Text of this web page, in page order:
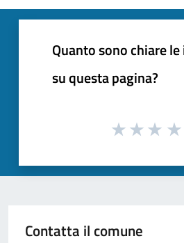
Quanto sono chiare
su questa pagina?
Contatta il comune